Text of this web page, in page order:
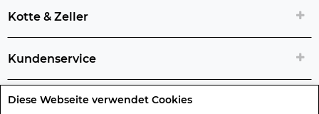
Diese Webseite verwendet Cookies
Kotte & Zeller
Kundenservice
Rechtliche Artikelinfos